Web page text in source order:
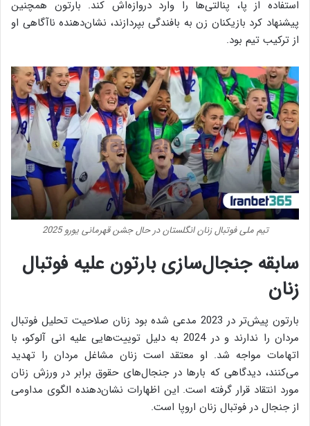
استفاده از پا، پنالتی‌ها را وارد دروازه‌اش کند. بارتون همچنین
پیشنهاد کرد بازیکنان زن به بافندگی بپردازند، نشان‌دهنده ناآگاهی او
از ترکیب تیم بود.
تیم ملی فوتبال زنان انگلستان در حال جشن قهرمانی یورو 2025
سابقه جنجال‌سازی بارتون علیه فوتبال
زنان
بارتون پیش‌تر در 2023 مدعی شده بود زنان صلاحیت تحلیل فوتبال
مردان را ندارند و در 2024 به دلیل توییت‌هایی علیه انی آلوکو، با
اتهامات مواجه شد. او معتقد است زنان مشاغل مردان را تهدید
می‌کنند، دیدگاهی که بارها در جنجال‌های حقوق برابر در ورزش زنان
مورد انتقاد قرار گرفته است. این اظهارات نشان‌دهنده الگوی مداومی
از جنجال در فوتبال زنان اروپا است.